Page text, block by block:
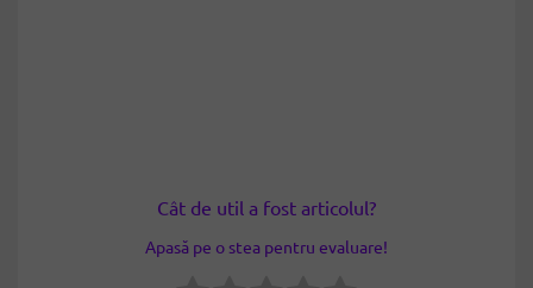
Cât de util a fost articolul?
Apasă pe o stea pentru evaluare!